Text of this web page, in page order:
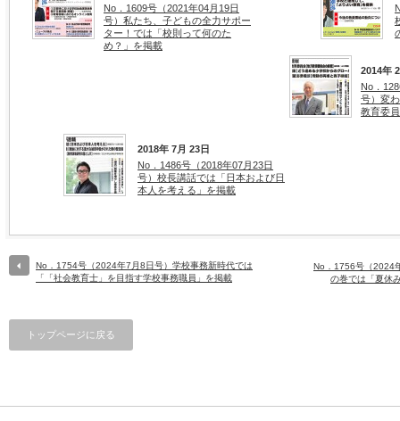
No．1609号（2021年04月19日
号）私たち、子どもの全力サポー
ター！では「校則って何のた
め？」を掲載
2014年
No．
号）変
教育委
2018年 7月 23日
No．1486号（2018年07月23日
号）校長講話では「日本および日
本人を考える」を掲載
No．1754号（2024年7月8日号）学校事務新時代では
「「社会教育士」を目指す学校事務職員」を掲載
No．1756号（2024
の巻では「夏休
トップページに戻る